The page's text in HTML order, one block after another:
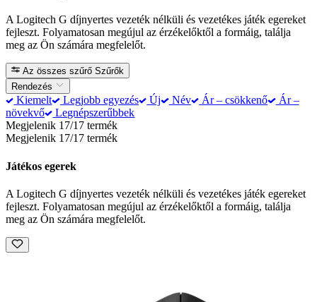
A Logitech G díjnyertes vezeték nélküli és vezetékes játék egereket
fejleszt. Folyamatosan megújul az érzékelőktől a formáig, találja
meg az Ön számára megfelelőt.
Az összes szűrő Szűrők
Rendezés
Kiemelt Legjobb egyezés Új Név Ár – csökkenő
Ár –
növekvő
Legnépszerűbbek
Megjelenik 17/17 termék
Megjelenik 17/17 termék
Játékos egerek
A Logitech G díjnyertes vezeték nélküli és vezetékes játék egereket
fejleszt. Folyamatosan megújul az érzékelőktől a formáig, találja
meg az Ön számára megfelelőt.